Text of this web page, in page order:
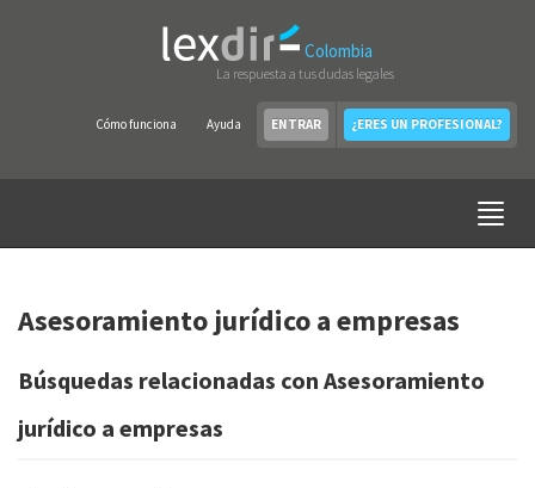
Colombia
La respuesta a tus dudas legales
Cómo funciona Ayuda ENTRAR ¿ERES UN PROFESIONAL?
Asesoramiento jurídico a empresas
Búsquedas relacionadas con Asesoramiento
jurídico a empresas